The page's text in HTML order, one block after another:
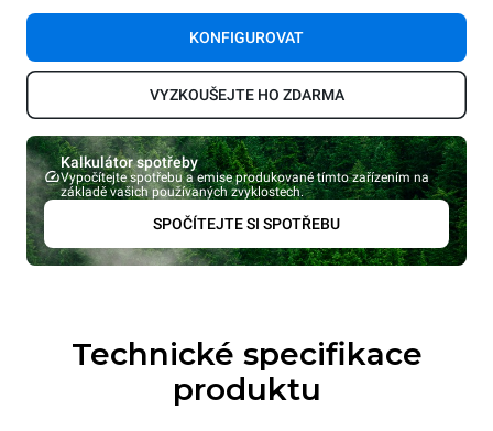
KONFIGUROVAT
VYZKOUŠEJTE HO ZDARMA
Kalkulátor spotřeby
Vypočítejte spotřebu a emise produkované tímto zařízením na
základě vašich používaných zvyklostech.
SPOČÍTEJTE SI SPOTŘEBU
Technické specifikace
produktu